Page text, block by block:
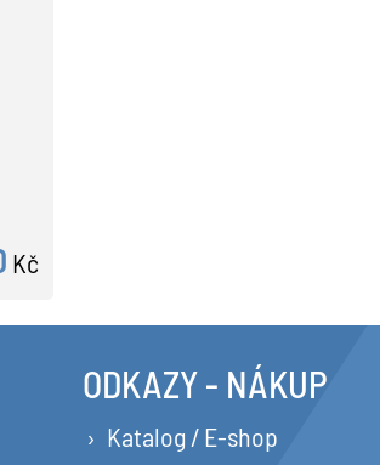
Kč
ODKAZY - NÁKUP
Katalog / E-shop